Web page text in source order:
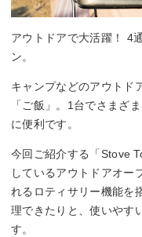
アウトドアで大活躍！ 4
ン。
キャンプなどのアウトド
「ご飯」。1台でさまざ
に便利です。
今回ご紹介する「Stove
しているアウトドアオー
れるロティサリー機能を
理できたりと、使いやす
す。